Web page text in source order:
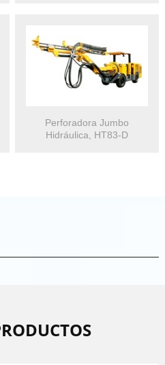
Perforadora Jumbo
Hidráulica, HT83-D